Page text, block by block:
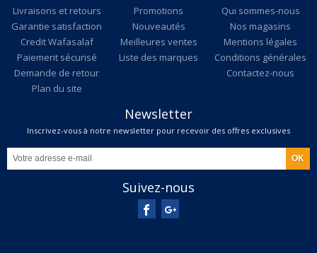
Livraisons et retours
Garantie satisfaction
Credit Wafasalaf
Paiement sécurisé
Demande de retour
Plan du site
Promotions
Nouveautés
Meilleures ventes
Liste des marques
Qui sommes-nous
Nos magasins
Mentions légales
Conditions générales
Contactez-nous
Newsletter
Inscrivez-vous à notre newsletter pour recevoir des offres exclusives
Suivez-nous